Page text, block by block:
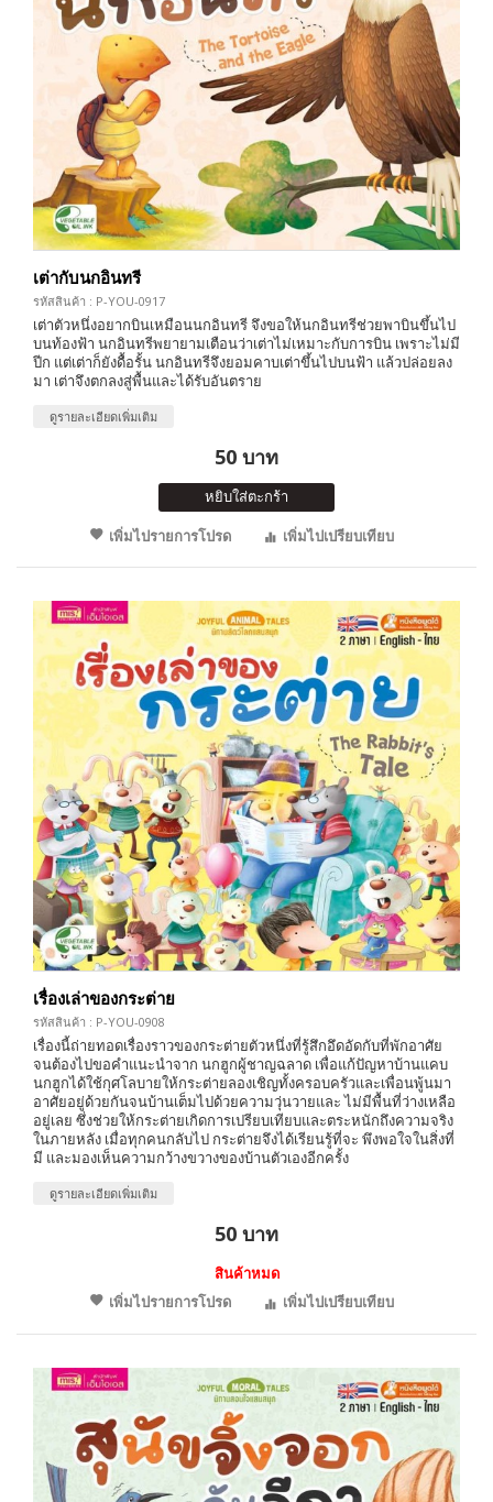
เต่ากับนกอินทรี
รหัสสินค้า : P-YOU-0917
เต่าตัวหนึ่งอยากบินเหมือนนกอินทรี จึงขอให้นกอินทรีช่วยพาบินขึ้นไป
บนท้องฟ้า นกอินทรีพยายามเตือนว่าเต่าไม่เหมาะกับการบิน เพราะไม่มี
ปีก แต่เต่าก็ยังดื้อรั้น นกอินทรีจึงยอมคาบเต่าขึ้นไปบนฟ้า แล้วปล่อยลง
มา เต่าจึงตกลงสู่พื้นและได้รับอันตราย
ดูรายละเอียดเพิ่มเติม
50 บาท
หยิบใส่ตะกร้า
เพิ่มไปรายการโปรด
เพิ่มไปเปรียบเทียบ
เรื่องเล่าของกระต่าย
รหัสสินค้า : P-YOU-0908
เรื่องนี้ถ่ายทอดเรื่องราวของกระต่ายตัวหนึ่งที่รู้สึกอึดอัดกับที่พักอาศัย
จนต้องไปขอคำแนะนำจาก นกฮูกผู้ชาญฉลาด เพื่อแก้ปัญหาบ้านแคบ
นกฮูกได้ใช้กุศโลบายให้กระต่ายลองเชิญทั้งครอบครัวและเพื่อนพู้นมา
อาศัยอยู่ด้วยกันจนบ้านเต็มไปด้วยความวุ่นวายและ ไม่มีพื้นที่ว่างเหลือ
อยู่เลย ซึ่งช่วยให้กระต่ายเกิดการเปรียบเทียบและตระหนักถึงความจริง
ในภายหลัง เมื่อทุกคนกลับไป กระต่ายจึงได้เรียนรู้ที่จะ พึงพอใจในสิ่งที่
มี และมองเห็นความกว้างขวางของบ้านตัวเองอีกครั้ง
ดูรายละเอียดเพิ่มเติม
50 บาท
สินค้าหมด
เพิ่มไปรายการโปรด
เพิ่มไปเปรียบเทียบ